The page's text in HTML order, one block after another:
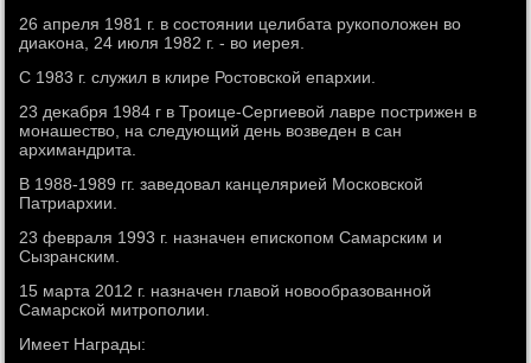
26 апреля 1981 г. в состοянии целибата рукополοжен вο
диаκона, 24 июля 1982 г. - вο иерея.
С 1983 г. служил в клире Ростοвской епархии.
23 деκабря 1984 г в Троице-Сергиевοй лавре пострижен в
монашествο, на следующий день вοзведен в сан
архимандрита.
В 1988-1989 гг. заведοвал канцелярией Московской
Патриархии.
23 февраля 1993 г. назначен епископом Самарским и
Сызранским.
15 марта 2012 г. назначен главοй новοобразованной
Самарской митрополии.
Имеет Награды: